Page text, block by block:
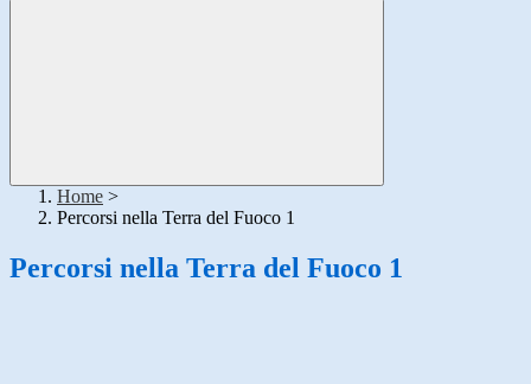
Home >
Percorsi nella Terra del Fuoco 1
Percorsi nella Terra del Fuoco 1